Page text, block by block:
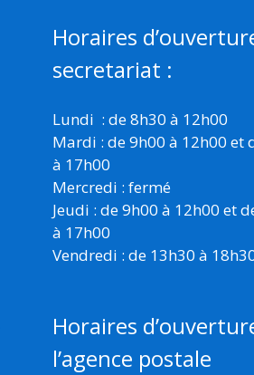
Horaires
secretariat :
Lundi : de 8h30 à 12h00
Mardi : de 9h00 à 12h00 et
à 17h00
Mercredi : fermé
Jeudi : de 9h00 à 12h00 et
à 17h00
Vendredi : de 13h30 à
Horaires
l’agence postale